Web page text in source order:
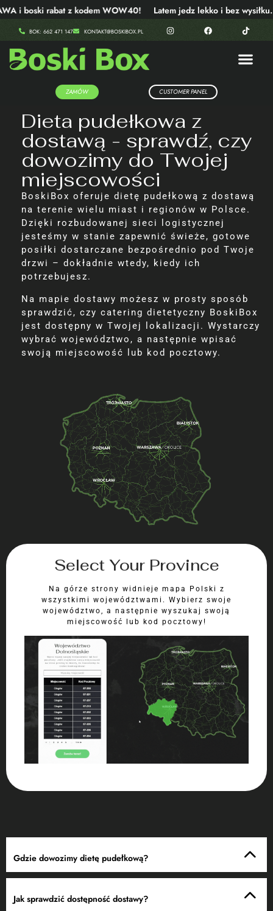
i boski rabat z kodem WOW40! Latem jedz lekko i bez wysiłku.
BOK: 662 471 147 KONTAKT@BOSKIBOX.PL
ZAMÓW CUSTOMER PANEL
Dieta pudełkowa z
dostawą - sprawdź, czy
dowozimy do Twojej
miejscowości
BoskiBox oferuje dietę pudełkową z dostawą
na terenie wielu miast i regionów w Polsce.
Dzięki rozbudowanej sieci logistycznej
jesteśmy w stanie zapewnić świeże, gotowe
posiłki dostarczane bezpośrednio pod Twoje
drzwi – dokładnie wtedy, kiedy ich
potrzebujesz.
Na mapie dostawy możesz w prosty sposób
sprawdzić, czy catering dietetyczny BoskiBox
jest dostępny w Twojej lokalizacji. Wystarczy
wybrać województwo, a następnie wpisać
swoją miejscowość lub kod pocztowy.
Select Your Province
Na górze strony widnieje mapa Polski z
wszystkimi województwami. Wybierz swoje
województwo, a następnie wyszukaj swoją
miejscowość lub kod pocztowy!
Gdzie dowozimy dietę pudełkową?
Jak sprawdzić dostępność dostawy?